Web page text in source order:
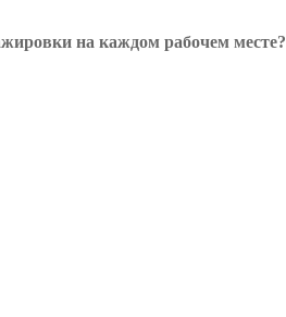
на каждом рабочем месте?